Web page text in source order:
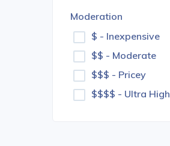
Moderation
$ - Inexpensive
$$ - Moderate
$$$ - Pricey
$$$$ - Ultra High